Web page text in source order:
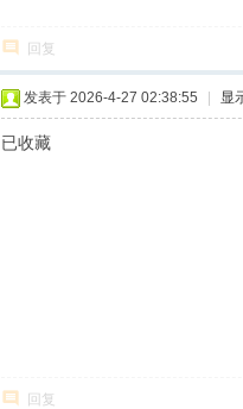
回复
发表于 2026-4-27 02:38:55 显
已收藏
回复